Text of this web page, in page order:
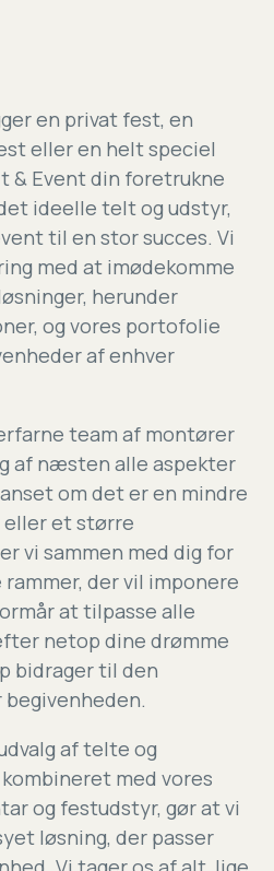
en privat fest, en
eller en helt speciel
& Event din foretrukne
ideelle telt og udstyr,
til en stor succes. Vi
med at imødekomme
herunder
og vores portofolie
af enhver
team af montører
af næsten alle aspekter
om det er en mindre
eller et større
vi sammen med dig for
der vil imponere
at tilpasse alle
netop dine drømme
bidrager til den
af telte og
med vores
og festudstyr, gør at vi
løsning, der passer